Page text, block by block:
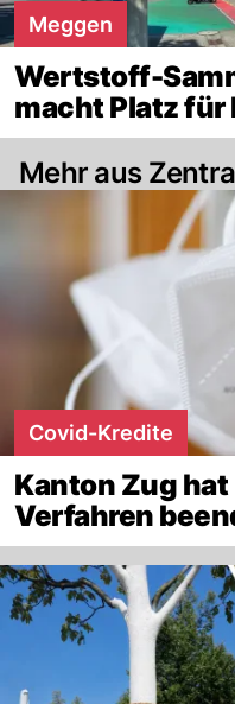
Meggen
Wertstoff-
macht Platz für
Mehr aus
Covid-Kredite
Kanton Zug
Verfahren